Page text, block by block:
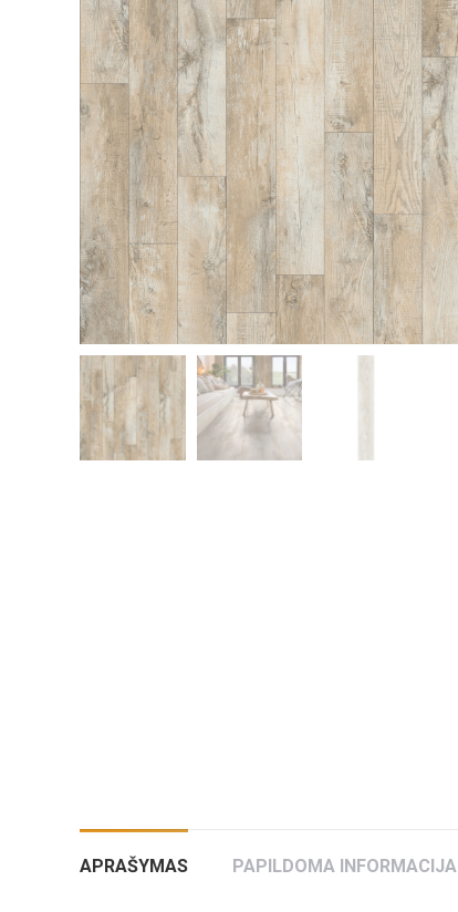
APRAŠYMAS PAPILDOMA INFORMACIJA